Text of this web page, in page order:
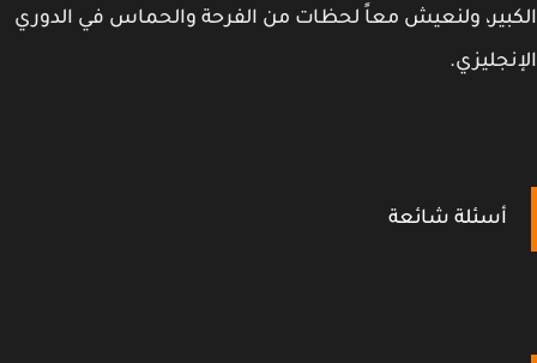
ولنعيش معاً لحظات من الفرحة والحماس في الدوري
أسئلة شائعة